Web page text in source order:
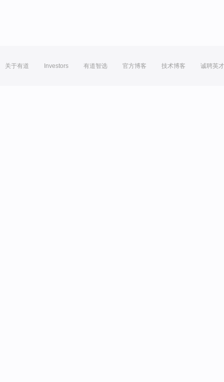
关于有道 Investors 有道智选 官方博客 技术博客 诚聘英才